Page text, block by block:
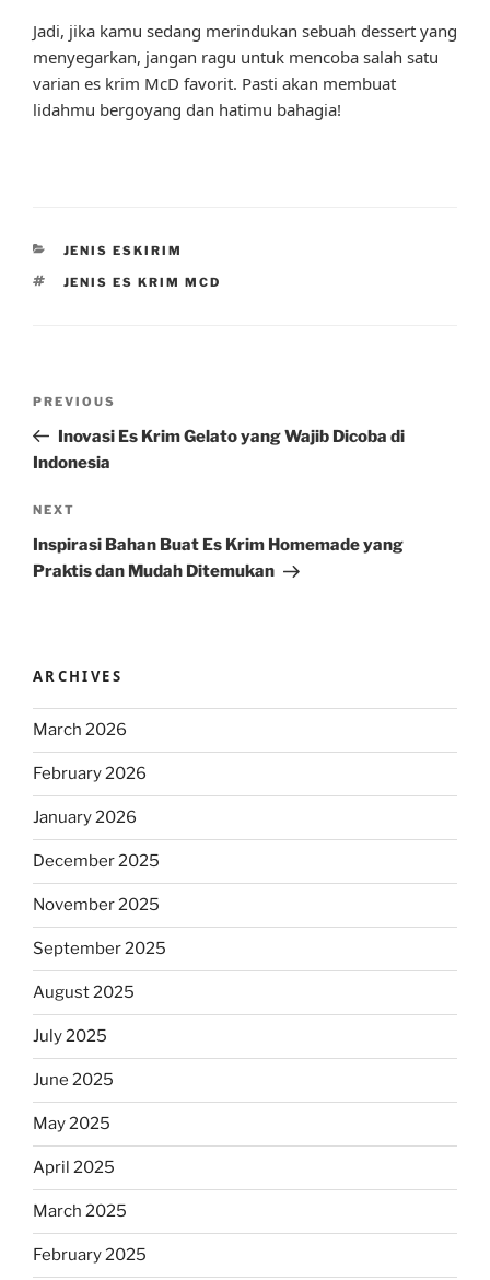
Jadi, jika kamu sedang merindukan sebuah dessert yang
menyegarkan, jangan ragu untuk mencoba salah satu
varian es krim McD favorit. Pasti akan membuat
lidahmu bergoyang dan hatimu bahagia!
CATEGORIES
JENIS ESKIRIM
TAGS
JENIS ES KRIM MCD
Previous
Post
PREVIOUS
Inovasi Es Krim Gelato yang Wajib Dicoba di
Indonesia
Next
Post
NEXT
Inspirasi Bahan Buat Es Krim Homemade yang
Praktis dan Mudah Ditemukan
ARCHIVES
March 2026
February 2026
January 2026
December 2025
November 2025
September 2025
August 2025
July 2025
June 2025
May 2025
April 2025
March 2025
February 2025